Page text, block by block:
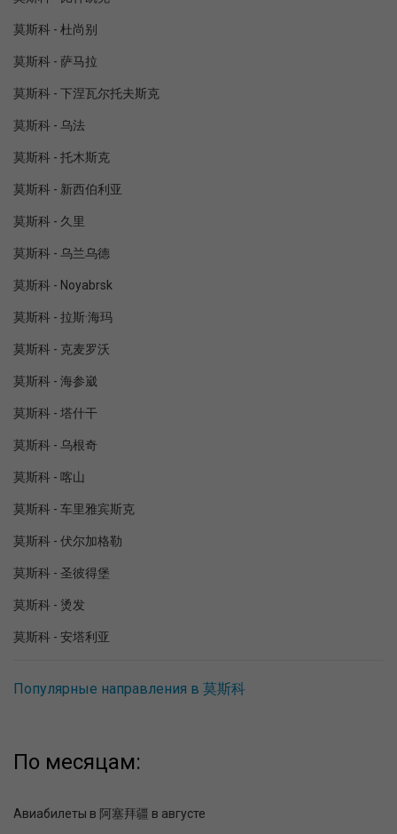
莫斯科 - 杜尚别
莫斯科 - 萨马拉
莫斯科 - 下涅瓦尔托夫斯克
莫斯科 - 乌法
莫斯科 - 托木斯克
莫斯科 - 新西伯利亚
莫斯科 - 久里
莫斯科 - 乌兰乌德
莫斯科 - Noyabrsk
莫斯科 - 拉斯·海玛
莫斯科 - 克麦罗沃
莫斯科 - 海参崴
莫斯科 - 塔什干
莫斯科 - 乌根奇
莫斯科 - 喀山
莫斯科 - 车里雅宾斯克
莫斯科 - 伏尔加格勒
莫斯科 - 圣彼得堡
莫斯科 - 烫发
莫斯科 - 安塔利亚
Популярные направления в 莫斯科
По месяцам:
Авиабилеты в 阿塞拜疆 в августе